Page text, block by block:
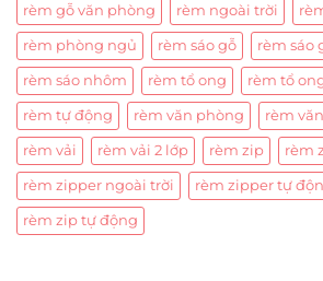
rèm gỗ văn phòng rèm ngoài trời
rèm phòng ngủ rèm sáo gỗ rèm sáo
rèm sáo nhôm rèm tổ ong rèm tổ
rèm tự động rèm văn phòng rèm
rèm vải rèm vải 2 lớp rèm zip rèm
rèm zipper ngoài trời rèm zipper tự
rèm zip tự động